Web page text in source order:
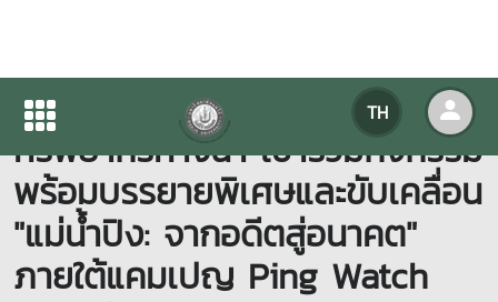
TH
คณะเทคโนโลยีการประมงและ
ทรัพยากรทางน้ำ เข้าร่วมกิจกรรม
พร้อมบรรยายพิเศษและขับเคลื่อน
"แม่น้ำปิง: จากอดีตสู่อนาคต"
ภายใต้แคมเปญ Ping Watch